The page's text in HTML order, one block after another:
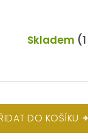
Skladem
DO KOŠÍKU